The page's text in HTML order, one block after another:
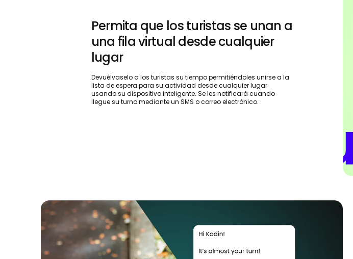
Permita que los turistas se unan a
una fila virtual desde cualquier
lugar
Devuélvaselo a los turistas su tiempo permitiéndoles unirse a la
lista de espera para su actividad desde cualquier lugar
usando su dispositivo inteligente. Se les notificará cuando
llegue su turno mediante un SMS o correo electrónico.